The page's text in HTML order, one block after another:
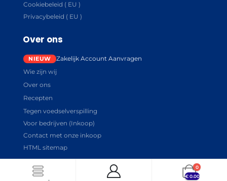
Cookiebeleid ( EU )
Privacybeleid ( EU )
Over ons
Zakelijk Account Aanvragen
Wie zijn wij
Over ons
Recepten
Tegen voedselverspilling
Voor bedrijven (Inkoop)
Contact met onze inkoop
HTML sitemap
0
€0.00